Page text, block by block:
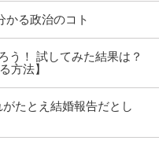
かる政治のコト
う！ 試してみた結果は？
方法】
たとえ結婚報告だとし